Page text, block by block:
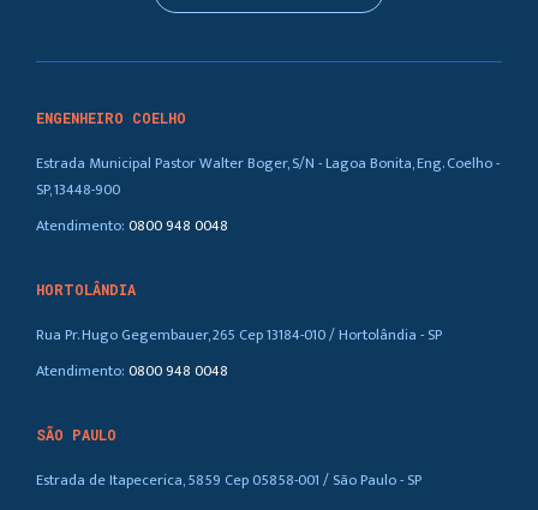
ENGENHEIRO COELHO
Estrada Municipal Pastor Walter Boger, S/N - Lagoa Bonita, Eng. Coelho -
SP, 13448-900
Atendimento:0800 948 0048
HORTOLÂNDIA
Rua Pr. Hugo Gegembauer, 265 Cep 13184-010 / Hortolândia - SP
Atendimento:0800 948 0048
SÃO PAULO
Estrada de Itapecerica, 5859 Cep 05858-001 / São Paulo - SP